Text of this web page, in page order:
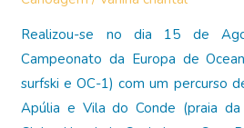
Realizou-se no dia 15 de
Campeonato da Europa de
surfski e OC-1) com um percurso
Apúlia e Vila do Conde (praia